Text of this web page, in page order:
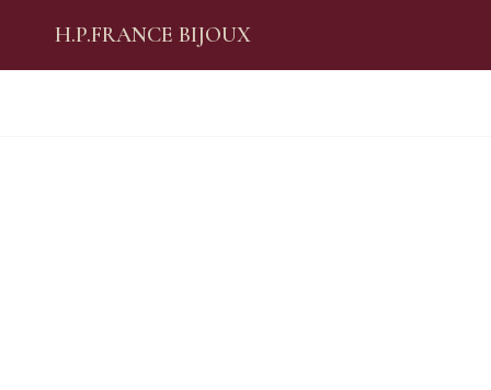
H.P.FRANCE BIJOUX